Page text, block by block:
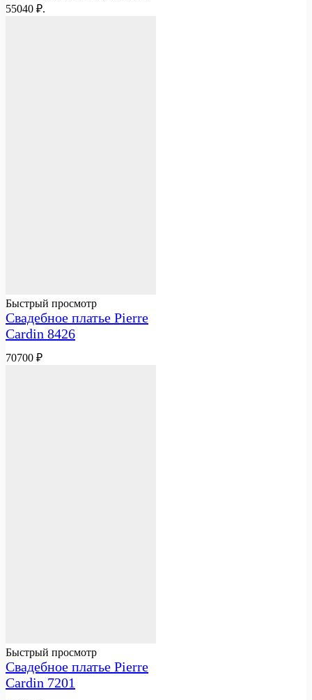
55040 ₽.
Быстрый просмотр
Свадебное платье Pierre
Cardin 8426
70700 ₽
Быстрый просмотр
Свадебное платье Pierre
Cardin 7201